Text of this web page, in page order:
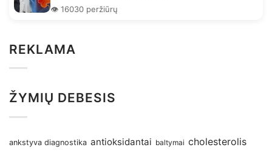
👁️ 16030 peržiūrų
REKLAMA
ŽYMIŲ DEBESIS
ankstyva diagnostika antioksidantai baltymai cholesterolis